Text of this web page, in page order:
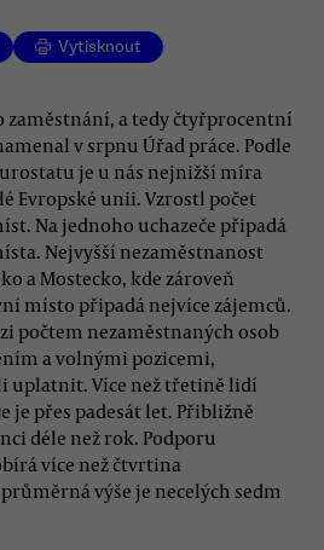
Vytisknout
zaměstnání, a tedy čtyřprocentní
v srpnu Úřad práce. Podle
je u nás nejnižší míra
Evropské unii. Vzrostl počet
Na jednoho uchazeče připadá
Nejvyšší nezaměstnanost
a Mostecko, kde zároveň
místo připadá nejvíce zájemců.
počtem nezaměstnaných osob
a volnými pozicemi,
uplatnit. Více než třetině lidí
je přes padesát let. Přibližně
déle než rok. Podporu
více než čtvrtina
výše je necelých sedm